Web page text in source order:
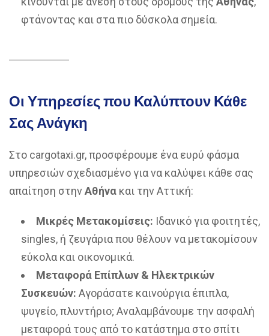
φτάνοντας και στα πιο δύσκολα σημεία.
Οι Υπηρεσίες που Καλύπτουν Κάθε
Σας Ανάγκη
Στο cargotaxi.gr, προσφέρουμε ένα ευρύ φάσμα
υπηρεσιών σχεδιασμένο για να καλύψει κάθε σας
απαίτηση στηνΑθήνα και την Αττική:
Μικρές Μετακομίσεις: Ιδανικό για φοιτητές,
singles, ή ζευγάρια που θέλουν να μετακομίσουν
εύκολα και οικονομικά.
Μεταφορά Επίπλων & Ηλεκτρικών
Συσκευών: Αγοράσατε καινούργια έπιπλα,
ψυγείο, πλυντήριο; Αναλαμβάνουμε την ασφαλή
μεταφορά τους από το κατάστημα στο σπίτι